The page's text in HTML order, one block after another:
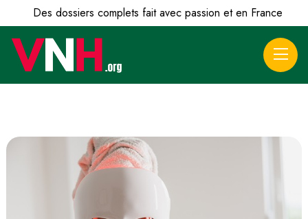
Des dossiers complets fait avec passion et en France